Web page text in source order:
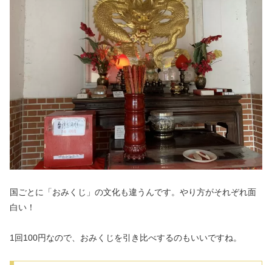
国ごとに「おみくじ」の文化も違うんです。やり方がそれぞれ面
白い！
1回100円なので、おみくじを引き比べするのもいいですね。